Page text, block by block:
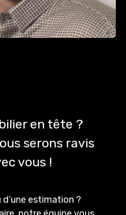
en tête ?
serons ravis
vous !
d’une estimation ?